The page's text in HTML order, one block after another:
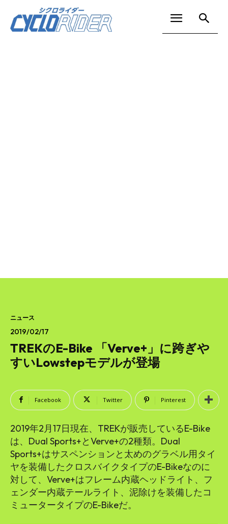
ニュース
2019/02/17
TREKのE-Bike 「Verve+」に跨ぎや
すいLowstepモデルが登場
Facebook Twitter Pinterest
2019年2月17日現在、TREKが販売しているE-Bike
は、Dual Sports+とVerve+の2種類。Dual
Sports+はサスペンションと太めのグラベル用タイ
ヤを装備したクロスバイクタイプのE-Bikeなのに
対して、Verve+はフレーム内蔵ヘッドライト、フ
ェンダー内蔵テールライト、泥除けを装備したコ
ミュータータイプのE-Bikeだ。